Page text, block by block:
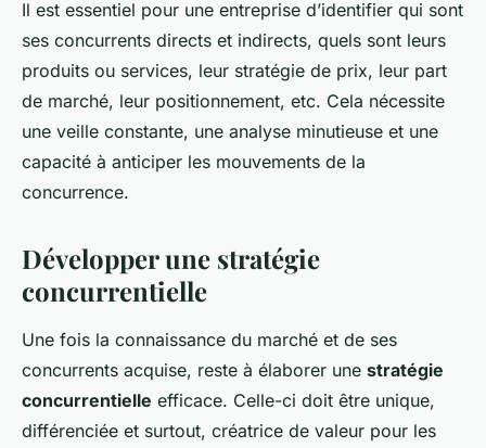
Il est essentiel pour une entreprise d’identifier qui sont
ses concurrents directs et indirects, quels sont leurs
produits ou services, leur stratégie de prix, leur part
de marché, leur positionnement, etc. Cela nécessite
une veille constante, une analyse minutieuse et une
capacité à anticiper les mouvements de la
concurrence.
Développer une stratégie
concurrentielle
Une fois la connaissance du marché et de ses
concurrents acquise, reste à élaborer une stratégie
concurrentielle efficace. Celle-ci doit être unique,
différenciée et surtout, créatrice de valeur pour les